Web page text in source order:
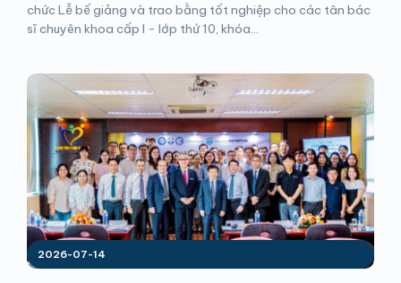
chức Lễ bế giảng và trao bằng tốt nghiệp cho các tân bác
sĩ chuyên khoa cấp I - lớp thứ 10, khóa...
2026-07-14